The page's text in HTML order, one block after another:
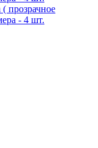
прозрачное
- 4 шт.